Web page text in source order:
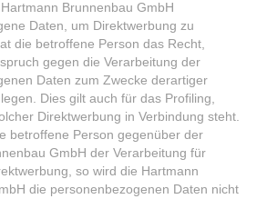
Brunnenbau GmbH
Daten, um Direktwerbung zu
die betroffene Person das Recht,
gegen die Verarbeitung der
Daten zum Zwecke derartiger
Dies gilt auch für das Profiling,
Direktwerbung in Verbindung steht.
betroffene Person gegenüber der
GmbH der Verarbeitung für
so wird die Hartmann
die personenbezogenen Daten nicht